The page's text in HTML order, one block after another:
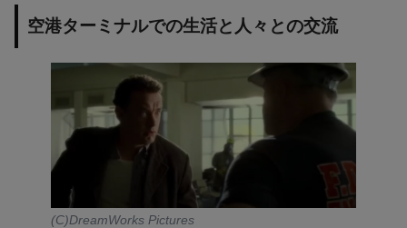
空港ターミナルでの生活と人々との交流
(C)DreamWorks Pictures